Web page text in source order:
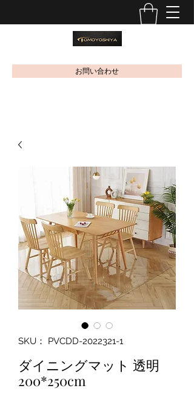
お問い合わせ
SKU： PVCDD-2022321-1
ダイニングマット 透明
200*250cm